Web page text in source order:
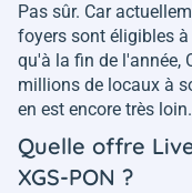
Pas sûr. Car
foyers sont éligibles
qu'à la fin de l'année,
millions de locaux à
en est encore très loin.
Quelle offre
XGS-PON ?